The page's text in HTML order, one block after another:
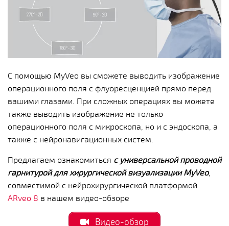
С помощью MyVeo вы сможете выводить изображение
операционного поля с флуоресценцией прямо перед
вашими глазами. При сложных операциях вы можете
также выводить изображение не только
операционного поля с микроскопа, но и с эндоскопа, а
также с нейронавигационных систем.
Предлагаем ознакомиться с универсальной проводной
гарнитурой для хирургической визуализации MyVeo,
совместимой с нейрохирургической платформой
ARveo 8 в нашем видео-обзоре
Видео-обзор